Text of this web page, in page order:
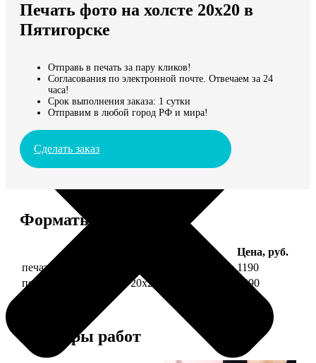
Мы доставляем по всему миру
Продолжить без города
Печать фото на холсте 20х20 в
Пятигорске
Отправь в печать за пару кликов!
Согласования по электронной почте. Отвечаем за 24
часа!
Срок выполнения заказа: 1 сутки
Отправим в любой город РФ и мира!
Сделать заказ
Форматы и цены
Цена, руб.
печать фото на холсте 20х20 на подрамнике 1190
печать фото на холсте 20х20 в раме
3990
Примеры работ